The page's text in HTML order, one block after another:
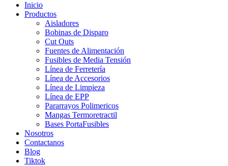
Inicio
Productos
Aisladores
Bobinas de Disparo
Cut Outs
Fuentes de Alimentación
Fusibles de Media Tensión
Línea de Ferretería
Línea de Accesorios
Línea de Limpieza
Línea de EPP
Pararrayos Polimericos
Mangas Termoretractil
Bases PortaFusibles
Nosotros
Contactanos
Blog
Tiktok